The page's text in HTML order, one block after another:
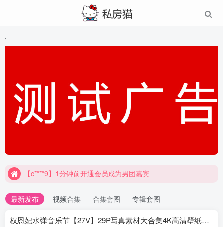
`
【c****9】1分钟前开通会员成为男团嘉宾
最新发布 视频合集 合集套图 专辑套图
权恩妃水弹音乐节【27V】29P写真素材大合集4K高清壁纸照片素材